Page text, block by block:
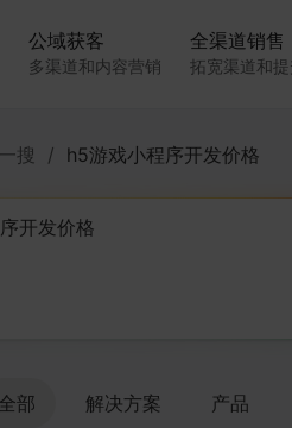
公域获客
多渠道和内容营销
全渠道销售
拓宽渠道和
搜 / h5游戏小程序开发价格
全部 解决方案 产品